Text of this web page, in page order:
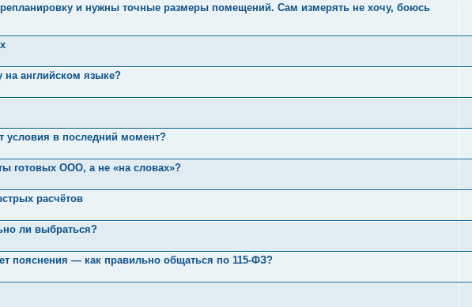
и нужны точные размеры помещений. Сам измерять не хочу, боюсь
на английском языке?
условия в последний момент?
готовых ООО, а не «на словах»?
расчётов
ли выбраться?
пояснения — как правильно общаться по 115-ФЗ?